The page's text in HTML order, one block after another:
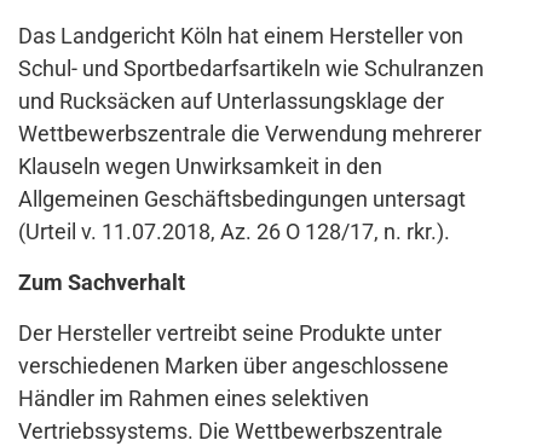
Das Landgericht Köln hat einem Hersteller von
Schul- und Sportbedarfsartikeln wie Schulranzen
und Rucksäcken auf Unterlassungsklage der
Wettbewerbszentrale die Verwendung mehrerer
Klauseln wegen Unwirksamkeit in den
Allgemeinen Geschäftsbedingungen untersagt
(Urteil v. 11.07.2018, Az. 26 O 128/17, n. rkr.).
Zum Sachverhalt
Der Hersteller vertreibt seine Produkte unter
verschiedenen Marken über angeschlossene
Händler im Rahmen eines selektiven
Vertriebssystems. Die Wettbewerbszentrale